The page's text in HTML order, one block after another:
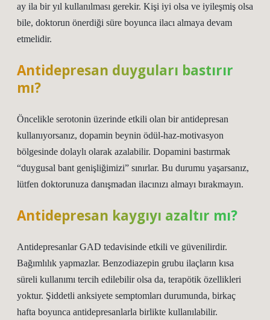
ay ila bir yıl kullanılması gerekir. Kişi iyi olsa ve iyileşmiş olsa
bile, doktorun önerdiği süre boyunca ilacı almaya devam
etmelidir.
Antidepresan duyguları bastırır
mı?
Öncelikle serotonin üzerinde etkili olan bir antidepresan
kullanıyorsanız, dopamin beynin ödül-haz-motivasyon
bölgesinde dolaylı olarak azalabilir. Dopamini bastırmak
“duygusal bant genişliğimizi” sınırlar. Bu durumu yaşarsanız,
lütfen doktorunuza danışmadan ilacınızı almayı bırakmayın.
Antidepresan kaygıyı azaltır mı?
Antidepresanlar GAD tedavisinde etkili ve güvenilirdir.
Bağımlılık yapmazlar. Benzodiazepin grubu ilaçların kısa
süreli kullanımı tercih edilebilir olsa da, terapötik özellikleri
yoktur. Şiddetli anksiyete semptomları durumunda, birkaç
hafta boyunca antidepresanlarla birlikte kullanılabilir.